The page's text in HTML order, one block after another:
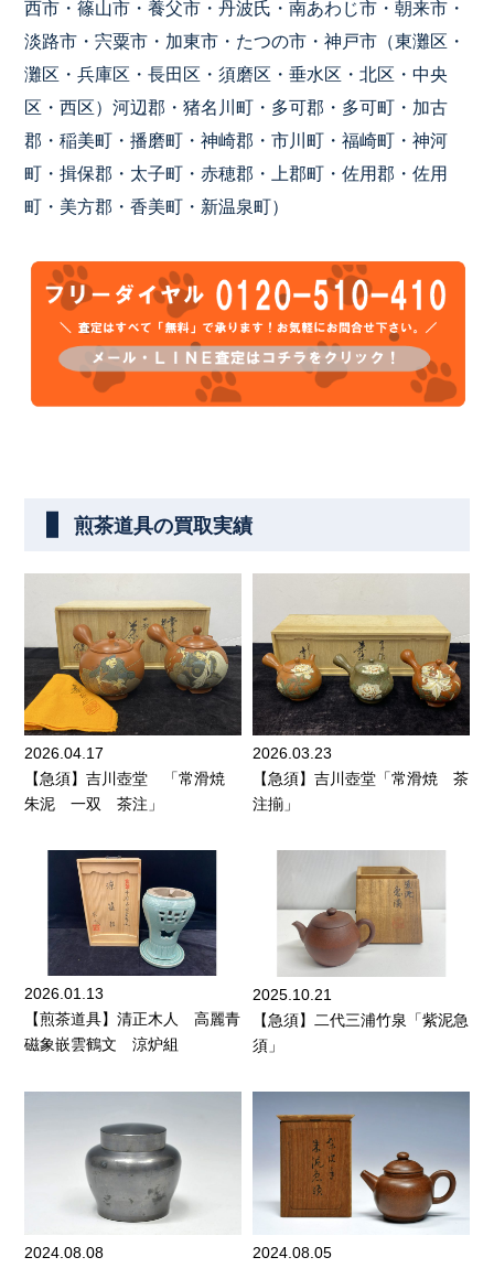
西市・篠山市・養父市・丹波氏・南あわじ市・朝来市・
淡路市・宍粟市・加東市・たつの市・神戸市（東灘区・
灘区・兵庫区・長田区・須磨区・垂水区・北区・中央
区・西区）河辺郡・猪名川町・多可郡・多可町・加古
郡・稲美町・播磨町・神崎郡・市川町・福崎町・神河
町・揖保郡・太子町・赤穂郡・上郡町・佐用郡・佐用
町・美方郡・香美町・新温泉町）
煎茶道具の買取実績
2026.04.17
【急須】吉川壺堂 「常滑焼
朱泥 一双 茶注」
2026.03.23
【急須】吉川壺堂「常滑焼 茶
注揃」
2026.01.13
【煎茶道具】清正木人 高麗青
磁象嵌雲鶴文 涼炉組
2025.10.21
【急須】二代三浦竹泉「紫泥急
須」
2024.08.08
2024.08.05